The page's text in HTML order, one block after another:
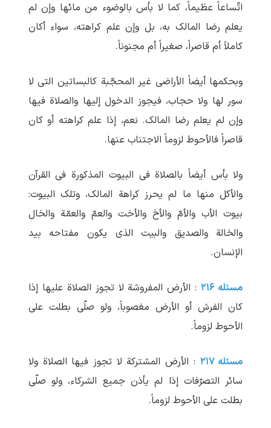
اتّساعاً عظیماً، کما لا بأس بالوضوء من مائها وإن لم
یعلم رضا المالک به، بل وإن علم کراهته، سواء أکان
کاملاً أم قاصراً، صغیراً أم مجنوناً.
وبحکمها أیضاً الأراضی غیر المحجّبة کالبساتین التی لا
سور لها ولا حجاب، فیجوز الدخول إلیها والصلاة فیها
وإن لم یعلم رضا المالک. نعم، إذا علم کراهته أو کان
قاصراً فالأحوط لزوماً الاجتناب عنها.
ولا بأس أیضاً بالصلاة فی البیوت المذکورة فی القرآن
والأکل منها ما لم یحرز کراهة المالک، وتلک البیوت:
بیوت الأب والأمّ والأخ والأخت والعمّ والعمّة والخال
والخالة والصدیق والبیت الذی یکون مفتاحه بید
الإنسان.
مسئله ۲۱۶
: الأرض المفروشة لا تجوز الصلاة علیها إذا
کان الفرش أو الأرض مغصوباً، ولو صلّی بطلت علی
الأحوط لزوماً.
مسئله ۲۱۷
: الأرض المشترکة لا تجوز فیها الصلاة ولا
سائر التصرّفات إذا لم یأذن جمیع الشرکاء، ولو صلّی
بطلت علی الأحوط لزوماً.